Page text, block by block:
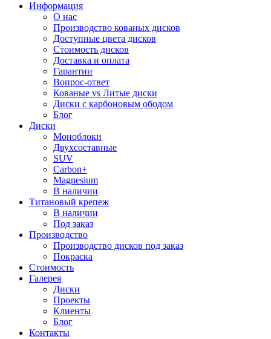
Информация
О нас
Производство кованых дисков
Доступные цвета дисков
Стоимость дисков
Доставка и оплата
Гарантии
Вопрос-ответ
Кованые vs Литые диски
Диски с карбоновым ободом
Блог
Диски
Моноблоки
Двухсоставные
SUV
Carbon+
Magnesium
В наличии
Титановый крепеж
В наличии
Под заказ
Производство
Производство дисков под заказ
Покраска
Стоимость
Галерея
Диски
Проекты
Клиенты
Блог
Контакты